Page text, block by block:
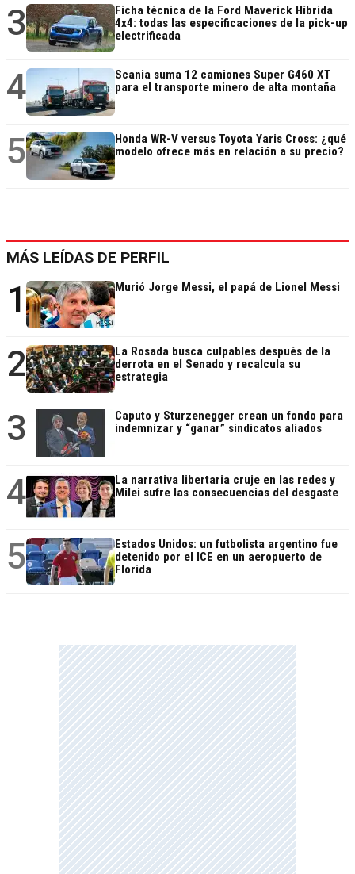
3
Ficha técnica de la Ford Maverick Híbrida
4x4: todas las especificaciones de la pick-up
electrificada
4
Scania suma 12 camiones Super G460 XT
para el transporte minero de alta montaña
5
Honda WR-V versus Toyota Yaris Cross: ¿qué
modelo ofrece más en relación a su precio?
MÁS LEÍDAS DE PERFIL
1 Murió Jorge Messi, el papá de Lionel Messi
2
La Rosada busca culpables después de la
derrota en el Senado y recalcula su
estrategia
3
Caputo y Sturzenegger crean un fondo para
indemnizar y “ganar” sindicatos aliados
4
La narrativa libertaria cruje en las redes y
Milei sufre las consecuencias del desgaste
5
Estados Unidos: un futbolista argentino fue
detenido por el ICE en un aeropuerto de
Florida